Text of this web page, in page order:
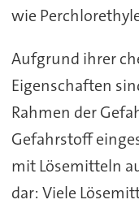
wie
Aufgrund ihrer
Eigenschaften
Rahmen der
Gefahrstoff
mit Lösemitteln
dar: Viele